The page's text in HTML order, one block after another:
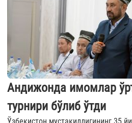
Андижонда имомлар
турнири бўлиб ўтди